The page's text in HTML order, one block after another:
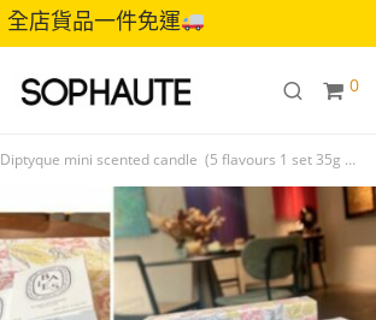
全店貨品一件免運
0
Diptyque mini scented candle (5 flavours 1 set 35g x5)